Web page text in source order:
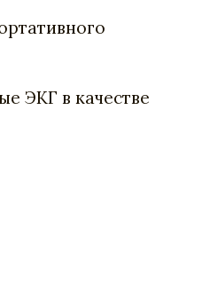
ЭКГ в качестве